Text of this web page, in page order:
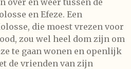
over en weer tussen de
en Efeze. Een
die moest vrezen voor
zou wel heel dom zijn om
te gaan wonen en openlijk
de vrienden van zijn